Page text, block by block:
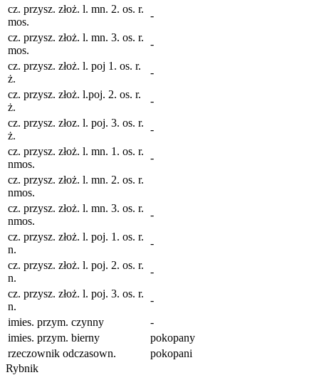
cz. przysz. złoż. l. mn. 2. os. r.
mos.
-
cz. przysz. złoż. l. mn. 3. os. r.
mos.
-
cz. przysz. złoż. l. poj 1. os. r.
ż.
-
cz. przysz. złoż. l.poj. 2. os. r.
ż.
-
cz. przysz. złoz. l. poj. 3. os. r.
ż.
-
cz. przysz. złoż. l. mn. 1. os. r.
nmos.
-
cz. przysz. złoż. l. mn. 2. os. r.
nmos.
cz. przysz. złoż. l. mn. 3. os. r.
nmos.
-
cz. przysz. złoż. l. poj. 1. os. r.
n.
-
cz. przysz. złoż. l. poj. 2. os. r.
n.
-
cz. przysz. złoż. l. poj. 3. os. r.
n.
-
imies. przym. czynny
-
imies. przym. bierny
pokopany
rzeczownik odczasown.
pokopani
Rybnik